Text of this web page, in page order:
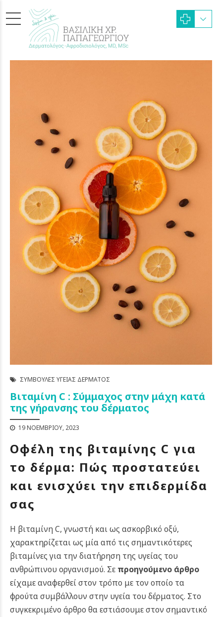
ΣΥΜΒΟΥΛΈΣ ΥΓΕΊΑΣ ΔΈΡΜΑΤΟΣ
Βιταμίνη C : Σύμμαχος στην μάχη κατά
της γήρανσης του δέρματος
19 ΝΟΕΜΒΡΊΟΥ, 2023
Οφέλη της βιταμίνης C για
το δέρμα: Πώς προστατεύει
και ενισχύει την επιδερμίδα
σας
Η βιταμίνη C, γνωστή και ως ασκορβικό οξύ,
χαρακτηρίζεται ως μία από τις σημαντικότερες
βιταμίνες για την διατήρηση της υγείας του
ανθρώπινου οργανισμού. Σε προηγούμενο άρθρο
είχαμε αναφερθεί στον τρόπο με τον οποίο τα
φρούτα συμβάλλουν στην υγεία του δέρματος. Στο
συγκεκριμένο άρθρο θα εστιάσουμε στον σημαντικό